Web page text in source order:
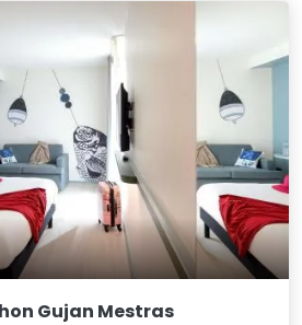
Gujan Mestras